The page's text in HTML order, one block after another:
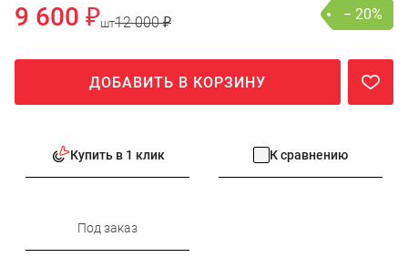
9 600 ₽шт12 000 ₽ − 20%
ДОБАВИТЬ В КОРЗИНУ
Купить в 1 клик К сравнению
Под заказ